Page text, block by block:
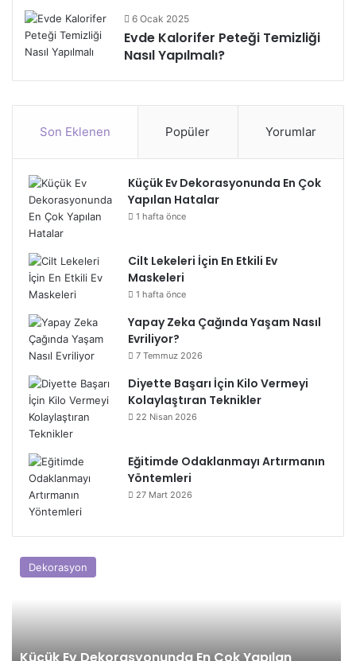
6 Ocak 2025
Evde Kalorifer Peteği Temizliği
Nasıl Yapılmalı?
Son Eklenen Popüler Yorumlar
Küçük Ev Dekorasyonunda En Çok
Yapılan Hatalar
1 hafta önce
Cilt Lekeleri İçin En Etkili Ev
Maskeleri
1 hafta önce
Yapay Zeka Çağında Yaşam Nasıl
Evriliyor?
7 Temmuz 2026
Diyette Başarı İçin Kilo Vermeyi
Kolaylaştıran Teknikler
22 Nisan 2026
Eğitimde Odaklanmayı Artırmanın
Yöntemleri
27 Mart 2026
Dekorasyon